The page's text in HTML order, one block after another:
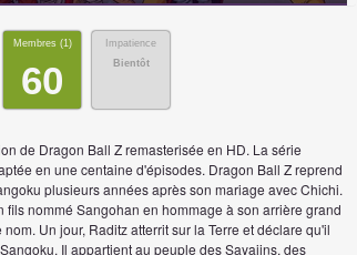
Membres (1)
60
Impatience
Bientôt
de Dragon Ball Z remasterisée en HD. La série
en une centaine d'épisodes. Dragon Ball Z reprend
plusieurs années après son mariage avec Chichi.
fils nommé Sangohan en hommage à son arrière grand
Un jour, Raditz atterrit sur la Terre et déclare qu'il
Il appartient au peuple des Sayajins, des